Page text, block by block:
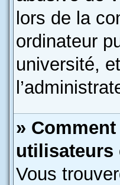
lors de la
ordinateur
université,
»
utilisateurs
Vous